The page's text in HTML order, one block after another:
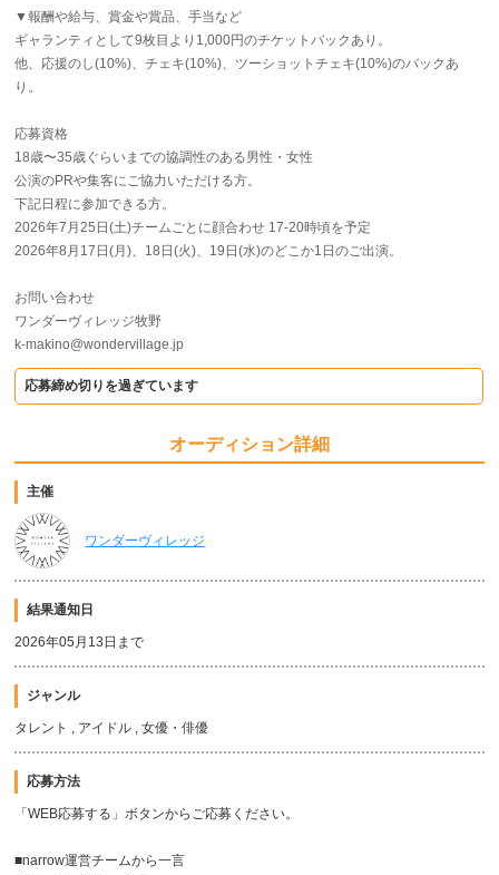
▼報酬や給与、賞金や賞品、手当など
ギャランティとして9枚目より1,000円のチケットバックあり。
他、応援のし(10%)、チェキ(10%)、ツーショットチェキ(10%)のバックあ
り。
応募資格
18歳〜35歳ぐらいまでの協調性のある男性・女性
公演のPRや集客にご協力いただける方。
下記日程に参加できる方。
2026年7月25日(土)チームごとに顔合わせ 17-20時頃を予定
2026年8月17日(月)、18日(火)、19日(水)のどこか1日のご出演。
お問い合わせ
ワンダーヴィレッジ牧野
k-makino@wondervillage.jp
応募締め切りを過ぎています
オーディション詳細
主催
ワンダーヴィレッジ
結果通知日
2026年05月13日まで
ジャンル
タレント , アイドル , 女優・俳優
応募方法
「WEB応募する」ボタンからご応募ください。
■narrow運営チームから一言